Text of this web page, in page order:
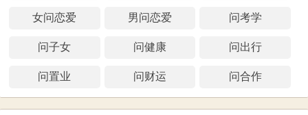
女问恋爱 男问恋爱 问考学
问子女 问健康 问出行
问置业 问财运 问合作